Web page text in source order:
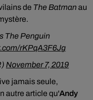
de The Batmanau
The Penguin
rKPqA3F6Jg
November 7, 2019
jamais seule,
autre article qu'Andy